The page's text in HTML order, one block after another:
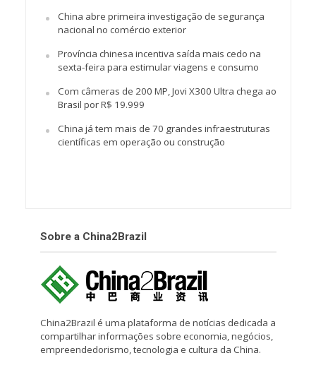
China abre primeira investigação de segurança
nacional no comércio exterior
Província chinesa incentiva saída mais cedo na
sexta-feira para estimular viagens e consumo
Com câmeras de 200 MP, Jovi X300 Ultra chega ao
Brasil por R$ 19.999
China já tem mais de 70 grandes infraestruturas
científicas em operação ou construção
Sobre a China2Brazil
China2Brazil é uma plataforma de notícias dedicada a
compartilhar informações sobre economia, negócios,
empreendedorismo, tecnologia e cultura da China.